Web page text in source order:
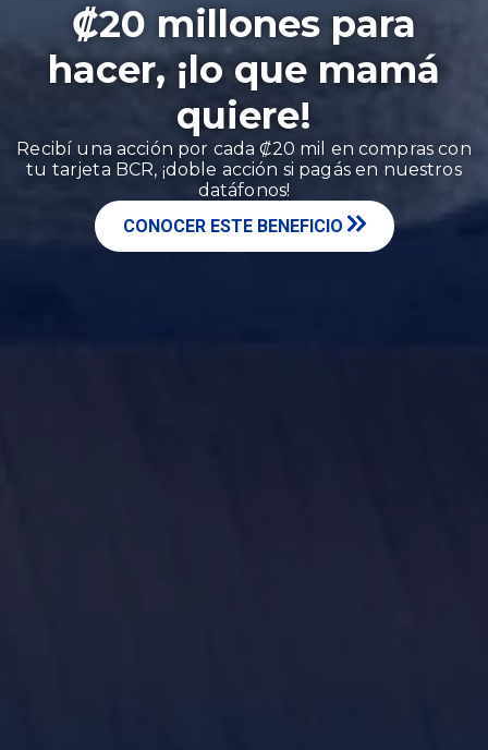
₡20 millones para
hacer, ¡lo que mamá
quiere!
Recibí una acción por cada ₡20 mil en compras con
tu tarjeta BCR, ¡doble acción si pagás en nuestros
datáfonos!
CONOCER ESTE BENEFICIO